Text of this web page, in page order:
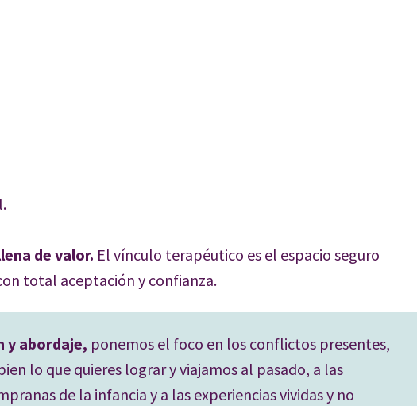
de valor. El vínculo terapéutico es el espacio seguro
total aceptación y confianza.
y abordaje, ponemos el foco en los conflictos presentes,
lo que quieres lograr y viajamos al pasado, a las
de la infancia y a las experiencias vividas y no